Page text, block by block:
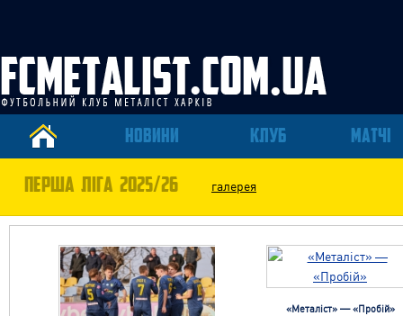
НОВИНИ КЛУБ МАТЧІ
ПЕРША ЛІГА 2025/26 галерея
«Металіст» — «Пробій»